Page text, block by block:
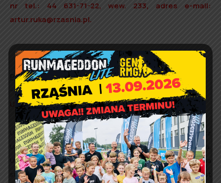
nr tel.: 44 631-71-22, wew. 233, adres e-mail:
artur.ruka@rzasnia.pl.
Pliki do pobrania:
Regulamin świadczenia Usług drogą elektroniczną dla
Użytkowników Systemu SISMS z dnia 10.04.2015 r.
Usługa jest świadczona przez SISMS Sp. z o. o. na rzecz
Użytkownika na podstawie umowy zawartej z Gminą Rząśnia.
Usługa jest świadczona zgodnie z regulaminem dostępnym na
stronie:www.sisms.pl/regulaminy. Akceptacja regulaminu jest